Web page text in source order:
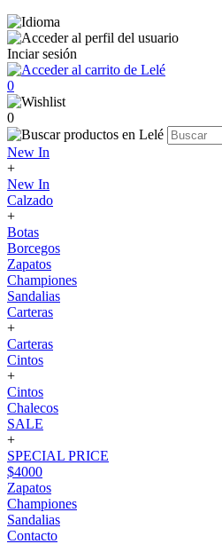
Inciar sesión
0
0
New In
+
New In
Calzado
+
Botas
Borcegos
Zapatos
Championes
Sandalias
Carteras
+
Carteras
Cintos
+
Cintos
Chalecos
SALE
+
SPECIAL PRICE
$4000
Zapatos
Championes
Sandalias
Contacto